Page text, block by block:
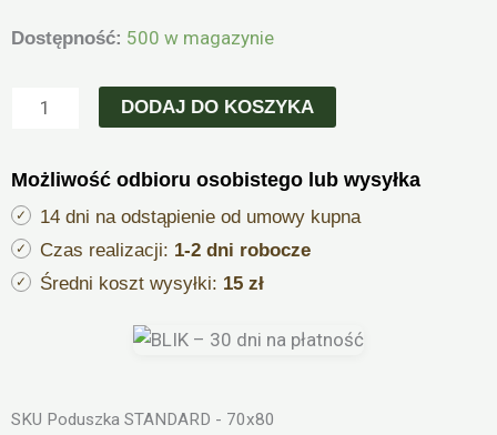
Dostępność: 500 w magazynie
ilość
wkład
antyalergiczna
70x80
DODAJ DO KOSZYKA
Możliwość odbioru osobistego lub wysyłka
14 dni na odstąpienie od umowy kupna
Czas realizacji: 1-2 dni robocze
Średni koszt wysyłki: 15 zł
SKU Poduszka STANDARD - 70x80